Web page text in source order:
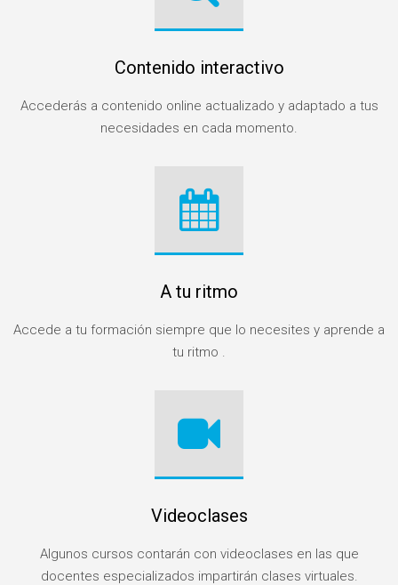
Contenido interactivo
Accederás a contenido online actualizado y adaptado a tus
necesidades en cada momento.
A tu ritmo
Accede a tu formación siempre que lo necesites y aprende a
tu ritmo .
Videoclases
Algunos cursos contarán con videoclases en las que
docentes especializados impartirán clases virtuales.